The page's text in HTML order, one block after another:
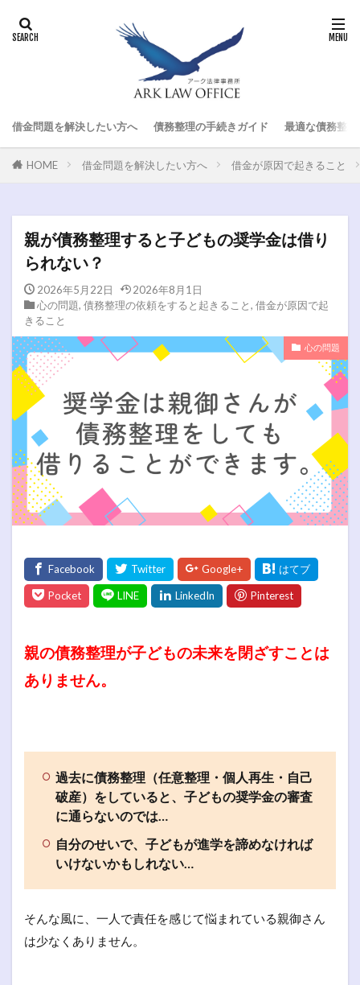
借金問題を解決したい方へ 債務整理の手続きガイド 最適な債務整
HOME 借金問題を解決したい方へ 借金が原因で起きること
親が債務整理すると子どもの奨学金は借り
られない？
2026年5月22日
2026年8月1日
心の問題, 債務整理の依頼をすると起きること, 借金が原因で起
きること
心の問題
親の債務整理が子どもの未来を閉ざすことは
ありません。
過去に債務整理（任意整理・個人再生・自己
破産）をしていると、子どもの奨学金の審査
に通らないのでは…
自分のせいで、子どもが進学を諦めなければ
いけないかもしれない…
そんな風に、一人で責任を感じて悩まれている親御さん
は少なくありません。